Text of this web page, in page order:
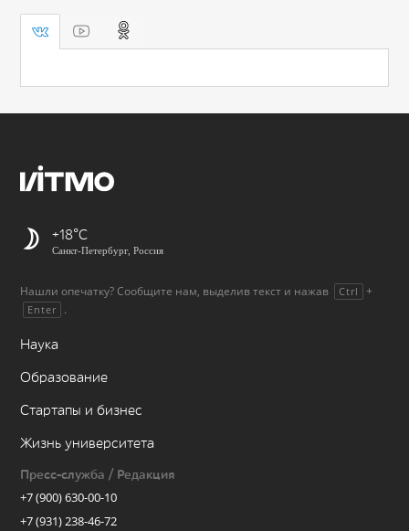
+18
Санкт-Петербург, Россия
Нашли опечатку? Сообщите нам, выделив текст и нажав Ctrl +
Enter .
Наука
Образование
Стартапы и бизнес
Жизнь университета
Пресс-служба / Редакция
+7 (900) 630-00-10
+7 (931) 238-46-72